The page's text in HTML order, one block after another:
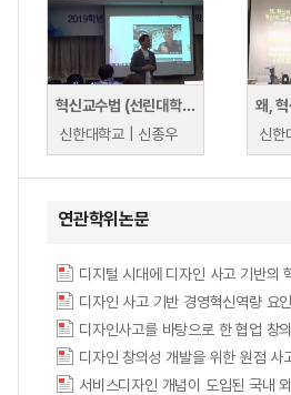
혁신교수법 (선린대학교)
신한대학교 | 신종우
신한
연관학위논문
디지털 시대에 디자인 사고 기
디자인 사고 기반 경영혁신역
디자인사고를 바탕으로 한 협업 창
디자인 창의성 개발을 위한 원
서비스디자인 개념이 도입된 국내